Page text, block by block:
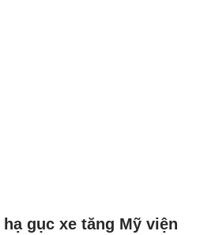
gục xe tăng Mỹ viện